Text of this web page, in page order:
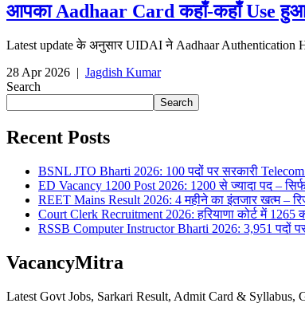
आपका Aadhaar Card कहाँ-कहाँ Use
Latest update के अनुसार UIDAI ने Aadhaar Authentication
28 Apr 2026 | Jagdish Kumar
Search
Search
Recent Posts
BSNL JTO Bharti 2026: 100 पदों पर सरकारी
ED Vacancy 1200 Post 2026: 1200 से ज्यादा पद –
REET Mains Result 2026: 4 महीने का इंतजार खत्म –
Court Clerk Recruitment 2026: हरियाणा कोर्ट में 1265
RSSB Computer Instructor Bharti 2026: 3,951 पदों
VacancyMitra
Latest Govt Jobs, Sarkari Result, Admit Card &